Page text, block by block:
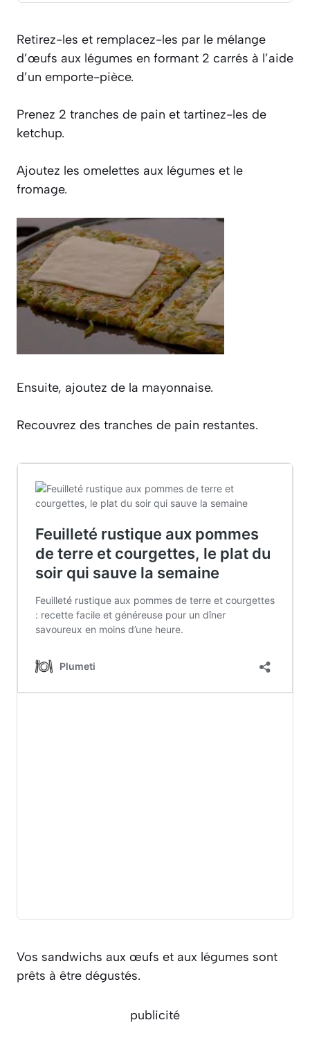
Retirez-les et remplacez-les par le mélange
d’œufs aux légumes en formant 2 carrés à l’aide
d’un emporte-pièce.
Prenez 2 tranches de pain et tartinez-les de
ketchup.
Ajoutez les omelettes aux légumes et le
fromage.
Ensuite, ajoutez de la mayonnaise.
Recouvrez des tranches de pain restantes.
Vos sandwichs aux œufs et aux légumes sont
prêts à être dégustés.
publicité